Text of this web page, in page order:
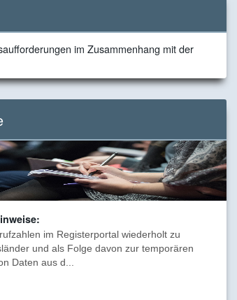
im Zusammenhang mit der
im Registerportal wiederholt zu
und als Folge davon zur temporären
Daten aus d...